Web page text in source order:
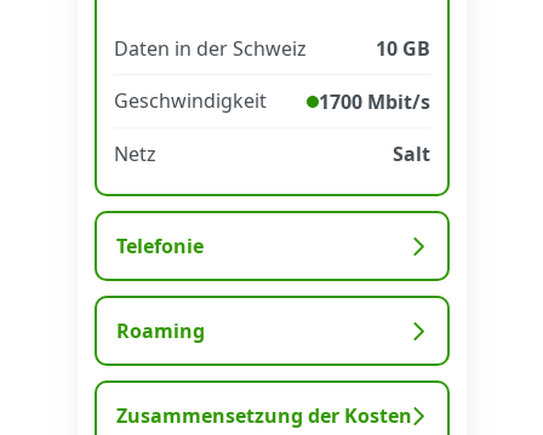
Datenschutz AGB Impressum
Daten in der Schweiz
10 GB
Geschwindigkeit
1700 Mbit/s
Netz
Salt
Telefonie
Roaming
Zusammensetzung der Kosten